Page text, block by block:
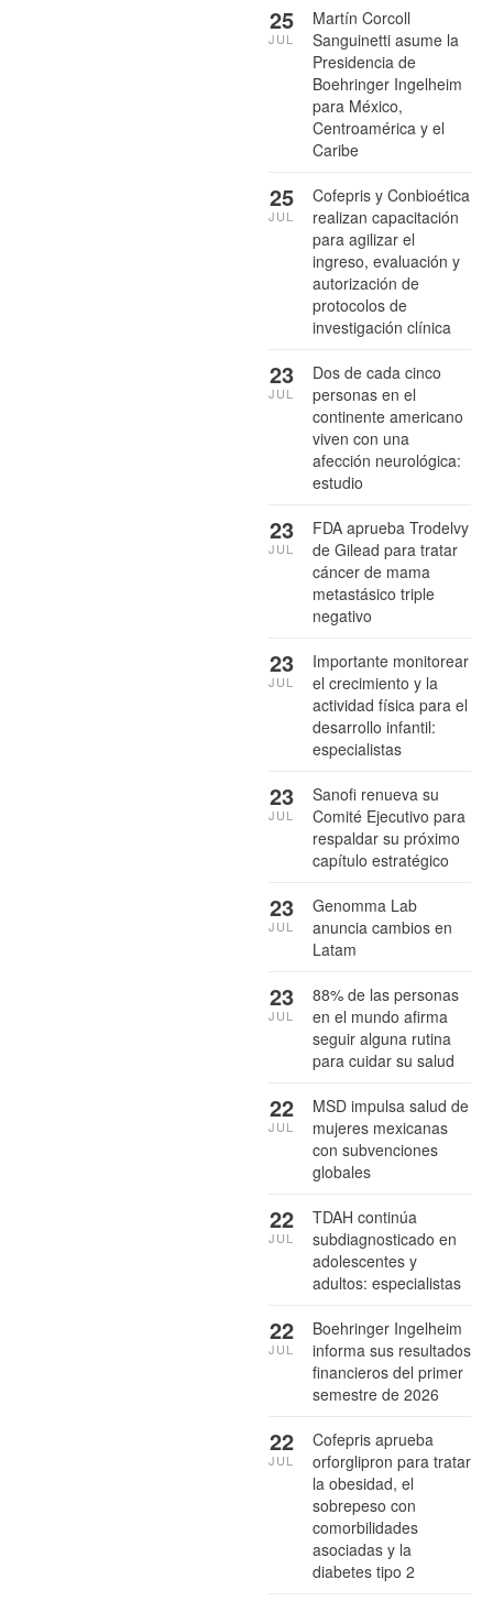
Martín Corcoll
Sanguinetti asume la
Presidencia de
Boehringer Ingelheim
para México,
Centroamérica y el
Caribe
25
JUL
Cofepris y Conbioética
realizan capacitación
para agilizar el
ingreso, evaluación y
autorización de
protocolos de
investigación clínica
25
JUL
Dos de cada cinco
personas en el
continente americano
viven con una
afección neurológica:
estudio
23
JUL
FDA aprueba Trodelvy
de Gilead para tratar
cáncer de mama
metastásico triple
negativo
23
JUL
Importante monitorear
el crecimiento y la
actividad física para el
desarrollo infantil:
especialistas
23
JUL
Sanofi renueva su
Comité Ejecutivo para
respaldar su próximo
capítulo estratégico
23
JUL
Genomma Lab
anuncia cambios en
Latam
23
JUL
88% de las personas
en el mundo afirma
seguir alguna rutina
para cuidar su salud
23
JUL
MSD impulsa salud de
mujeres mexicanas
con subvenciones
globales
22
JUL
TDAH continúa
subdiagnosticado en
adolescentes y
adultos: especialistas
22
JUL
Boehringer Ingelheim
informa sus resultados
financieros del primer
semestre de 2026
22
JUL
Cofepris aprueba
orforglipron para tratar
la obesidad, el
sobrepeso con
comorbilidades
asociadas y la
diabetes tipo 2
22
JUL